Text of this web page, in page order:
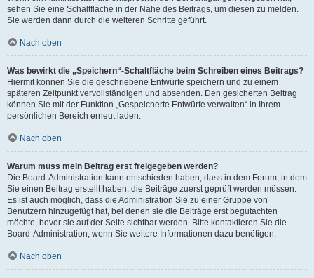
sehen Sie eine Schaltfläche in der Nähe des Beitrags, um diesen zu melden.
Sie werden dann durch die weiteren Schritte geführt.
Nach oben
Was bewirkt die „Speichern“-Schaltfläche beim Schreiben eines Beitrags?
Hiermit können Sie die geschriebene Entwürfe speichern und zu einem
späteren Zeitpunkt vervollständigen und absenden. Den gesicherten Beitrag
können Sie mit der Funktion „Gespeicherte Entwürfe verwalten“ in Ihrem
persönlichen Bereich erneut laden.
Nach oben
Warum muss mein Beitrag erst freigegeben werden?
Die Board-Administration kann entschieden haben, dass in dem Forum, in dem
Sie einen Beitrag erstellt haben, die Beiträge zuerst geprüft werden müssen.
Es ist auch möglich, dass die Administration Sie zu einer Gruppe von
Benutzern hinzugefügt hat, bei denen sie die Beiträge erst begutachten
möchte, bevor sie auf der Seite sichtbar werden. Bitte kontaktieren Sie die
Board-Administration, wenn Sie weitere Informationen dazu benötigen.
Nach oben